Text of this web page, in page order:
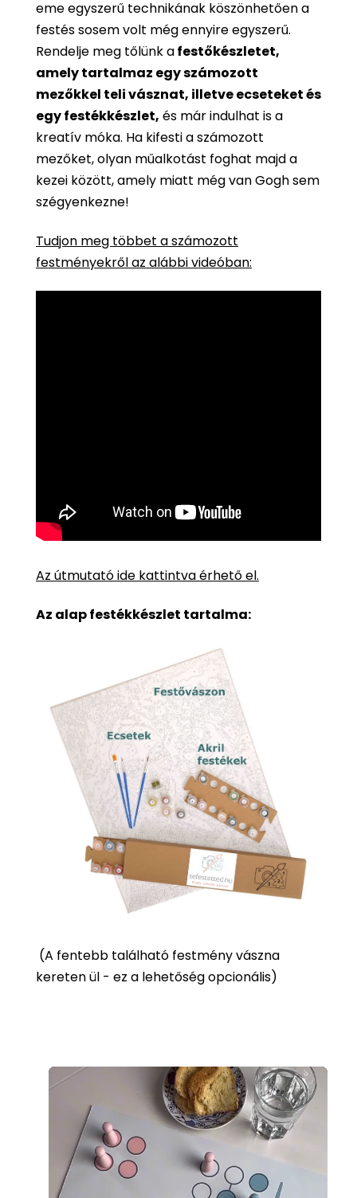
eme egyszerű technikának köszönhetően a
festés sosem volt még ennyire egyszerű.
Rendelje meg tőlünk afestőkészletet,
amely tartalmaz egy számozott
mezőkkel teli vásznat, illetve ecseteket és
egy festékkészlet, és már indulhat is a
kreatív móka. Ha kifesti a számozott
mezőket, olyan műalkotást foghat majd a
kezei között, amely miatt még van Gogh sem
szégyenkezne!
Tudjon meg többet a számozott
festményekről az alábbi videóban:
Az útmutató ide kattintva érhető el.
Az alap festékkészlet tartalma:
(A fentebb található festmény vászna
kereten ül - ez a lehetőség opcionális)